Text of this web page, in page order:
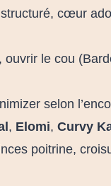
cœur
ouvrir le cou
selon
, Elomi, Curvy
poitrine,